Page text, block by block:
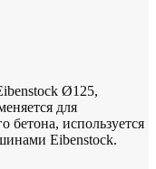
Ø125,
для
бетона, используется
Eibenstock.